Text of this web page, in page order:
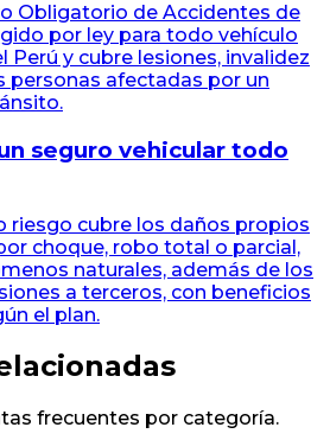
Obligatorio de Accidentes de
por ley para todo vehículo
Perú y cubre lesiones, invalidez
personas afectadas por un
seguro vehicular todo
riesgo cubre los daños propios
choque, robo total o parcial,
naturales, además de los
a terceros, con beneficios
el plan.
frecuentes por categoría.